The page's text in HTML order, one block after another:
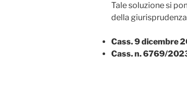
Tale soluzione si
della
Cass. 9 dicembre
Cass. n. 6769/